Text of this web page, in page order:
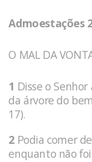
Admoestações
O MAL DA
1 Disse o
da árvore do
17).
2 Podia comer
enquanto não